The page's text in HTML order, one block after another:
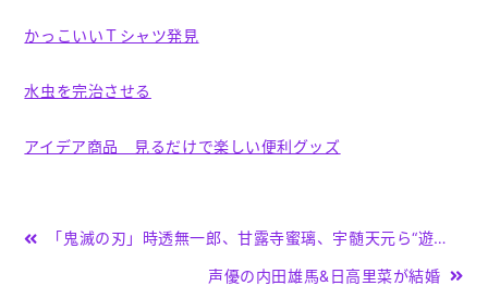
かっこいいＴシャツ発見
水虫を完治させる
アイデア商品 見るだけで楽しい便利グッズ
投
「鬼滅の刃」時透無一郎、甘露寺蜜璃、宇髄天元ら“遊郭編”“刀鍛冶の里編”のキャラが続々参戦！ 「パズドラ」でコラボ開催(アニメ！アニメ！)
声優の内田雄馬&日高里菜が結婚